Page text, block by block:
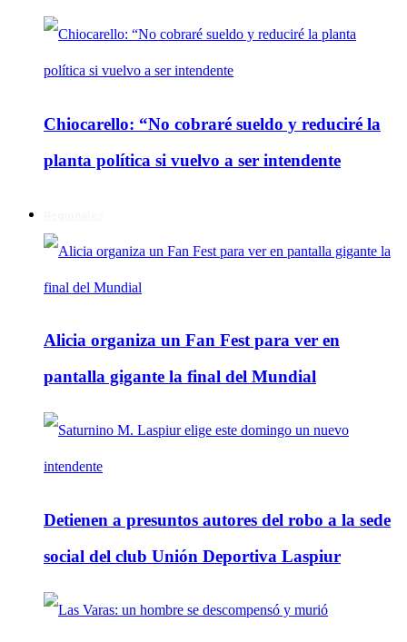
Chiocarello: “No cobraré sueldo y reduciré la
planta política si vuelvo a ser intendente
Alicia organiza un Fan Fest para ver en
pantalla gigante la final del Mundial
Detienen a presuntos autores del robo a la sede
social del club Unión Deportiva Laspiur